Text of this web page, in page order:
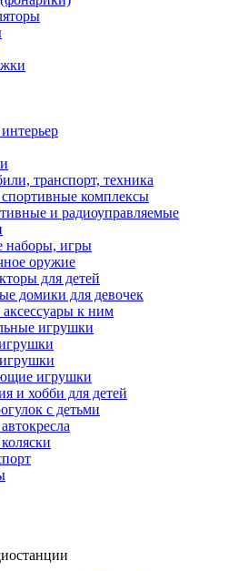
транспорт, техника
спортивные комплексы
и радиоуправляемые
наборы, игры
оружие
для детей
домики для девочек
к ним
игрушки
игрушки
и хобби для детей
с детьми